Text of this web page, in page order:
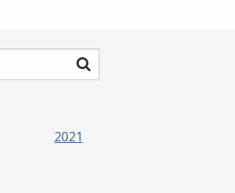
Søk
2021